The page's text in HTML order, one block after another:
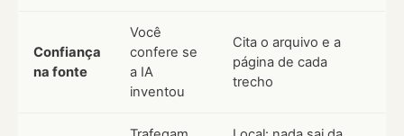
Confiança
na fonte
Você
confere se
a IA
inventou
Cita o arquivo e a
página de cada
trecho